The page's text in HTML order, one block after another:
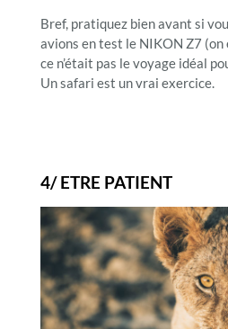
Bref, pratiquez bien avant si
avions en test le NIKON Z7 (on
ce n’était pas le voyage idéal
Un safari est un vrai exercice.
4/ ETRE PATIENT